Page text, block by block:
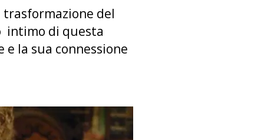
del
intimo di questa
la sua connessione